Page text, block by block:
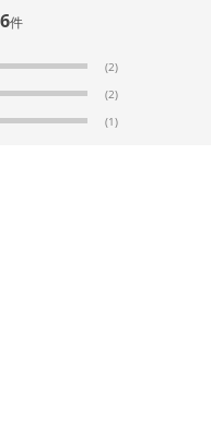
6件
(2)
(2)
(1)